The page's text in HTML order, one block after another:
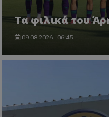
Τα φιλικά του
09.08.2026 - 06:45